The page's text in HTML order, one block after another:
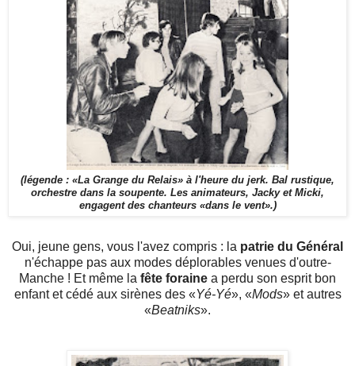
(légende : «La Grange du Relais» à l'heure du jerk. Bal rustique,
orchestre dans la soupente. Les animateurs, Jacky et Micki,
engagent des chanteurs «dans le vent».)
Oui, jeune gens, vous l'avez compris : la patrie du Général
n'échappe pas aux modes déplorables venues d'outre-
Manche ! Et même la fête foraine a perdu son esprit bon
enfant et cédé aux sirènes des «Yé-Yé», «Mods» et autres
«Beatniks».